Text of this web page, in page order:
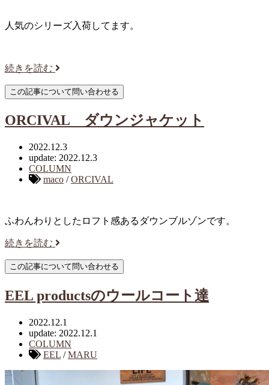
人気のシリーズ入荷してます。
続きを読む
ORCIVAL ダウンジャケット
2022.12.3
update: 2022.12.3
COLUMN
maco /ORCIVAL
ふわんわりとしたロフト感あるダウンブルゾンです。
続きを読む
EEL productsのウールコート達
2022.12.1
update: 2022.12.1
COLUMN
EEL /MARU